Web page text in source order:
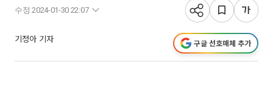
수정 2024-01-30 22:07
기정아 기자 구글 선호매체 추가